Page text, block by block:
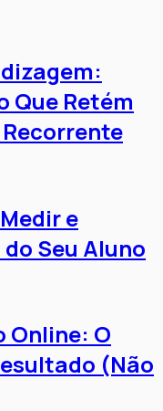
Que Retém
e
Seu Aluno
Online: O
(Não